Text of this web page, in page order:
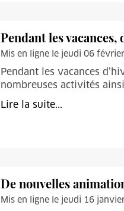
Pendant les
Mis en ligne le jeudi 06
Pendant les vacances
nombreuses activités
Lire la suite...
De nouvelles
Mis en ligne le jeudi 16